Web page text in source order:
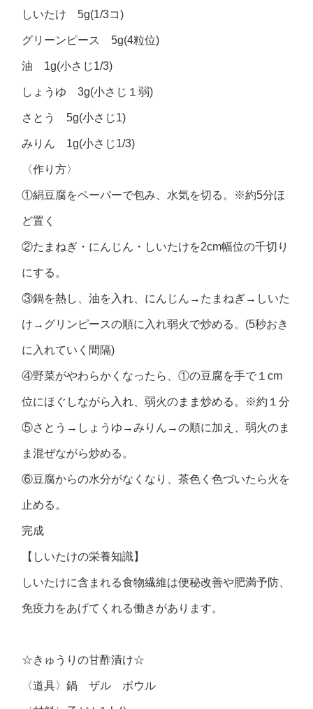
しいたけ 5g(1/3コ)
グリーンピース 5g(4粒位)
油 1g(小さじ1/3)
しょうゆ 3g(小さじ１弱)
さとう 5g(小さじ1)
みりん 1g(小さじ1/3)
〈作り方〉
①絹豆腐をペーパーで包み、水気を切る。※約5分ほ
ど置く
②たまねぎ・にんじん・しいたけを2cm幅位の千切り
にする。
③鍋を熱し、油を入れ、にんじん→たまねぎ→しいた
け→グリンピースの順に入れ弱火で炒める。(5秒おき
に入れていく間隔)
④野菜がやわらかくなったら、①の豆腐を手で１cm
位にほぐしながら入れ、弱火のまま炒める。※約１分
⑤さとう→しょうゆ→みりん→の順に加え、弱火のま
ま混ぜながら炒める。
⑥豆腐からの水分がなくなり、茶色く色づいたら火を
止める。
完成
【しいたけの栄養知識】
しいたけに含まれる食物繊維は便秘改善や肥満予防、
免疫力をあげてくれる働きがあります。
☆きゅうりの甘酢漬け☆
〈道具〉鍋 ザル ボウル